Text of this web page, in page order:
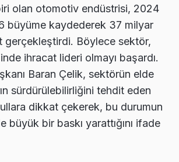
olan otomotiv endüstrisi, 2024
büyüme kaydederek 37 milyar
gerçekleştirdi. Böylece sektör,
ihracat lideri olmayı başardı.
Baran Çelik, sektörün elde
sürdürülebilirliğini tehdit eden
dikkat çekerek, bu durumun
büyük bir baskı yarattığını ifade